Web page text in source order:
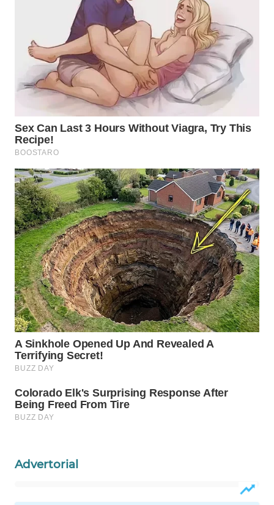
Advertorial
WN
NATUNA
WN
BINTAN
WN
MANDALIKA
WN
LIKUPANG
WN
LABUANBAJO
WN
BORNEO
Wahana
Group
NEWS
WAHANA
WAHANA